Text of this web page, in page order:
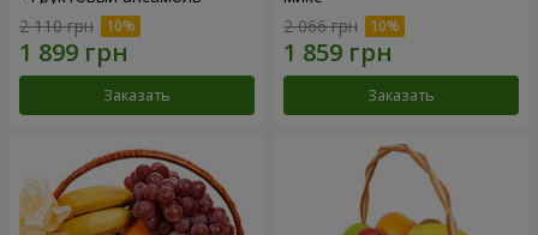
2 110 грн
Заказать
2 066 грн
Заказать